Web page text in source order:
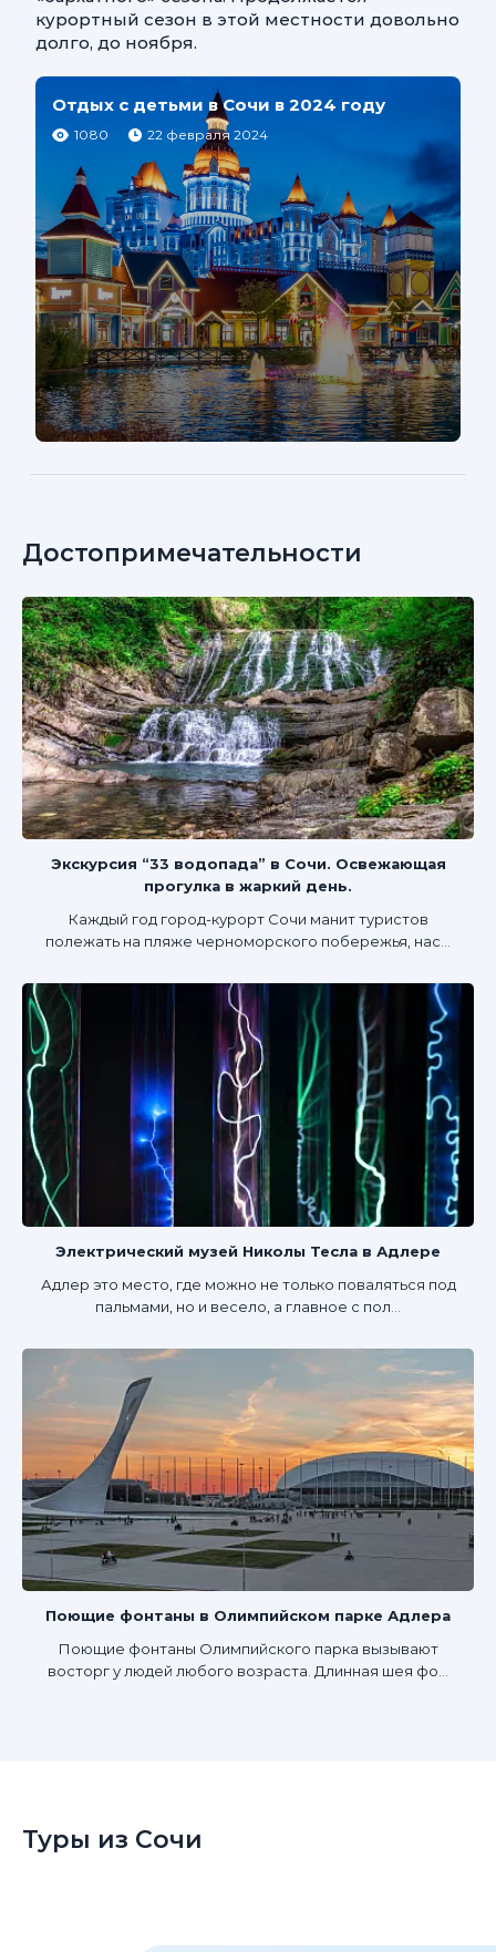
курортный сезон в этой местности довольно
долго, до ноября.
Отдых с детьми в Сочи в 2024 году
1080 22 февраля 2024
Достопримечательности
Экскурсия “33 водопада” в Сочи. Освежающая
прогулка в жаркий день.
Каждый год город-курорт Сочи манит туристов
полежать на пляже черноморского побережья, нас...
Электрический музей Николы Тесла в Адлере
Адлер это место, где можно не только поваляться под
пальмами, но и весело, а главное с пол...
Поющие фонтаны в Олимпийском парке Адлера
Поющие фонтаны Олимпийского парка вызывают
восторг у людей любого возраста. Длинная шея фо...
Туры из Сочи